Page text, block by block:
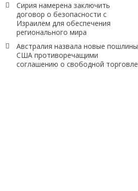
Сирия намерена заключить
договор о безопасности с
Израилем для обеспечения
регионального мира
Австралия назвала новые пошлины
США противоречащими
соглашению о свободной торговле